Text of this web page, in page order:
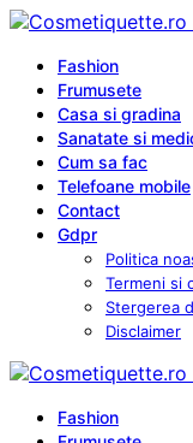
Fashion
Frumusete
Casa si gradina
Sanatate si
Cum sa fac
Telefoane mobile
Contact
Gdpr
Politica
Termeni si
Stergerea
Disclaimer
Fashion